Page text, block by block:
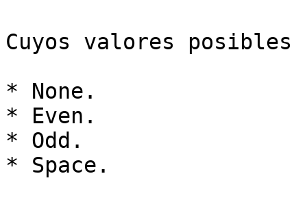
Cuyos valores posibles
* None.
* Even.
* Odd.
* Space.